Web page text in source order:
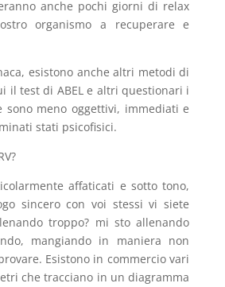
anche pochi giorni di relax
organismo a recuperare e
esistono anche altri metodi di
il test di ABEL e altri questionari i
sono meno oggettivi, immediati e
stati psicofisici.
affaticati e sotto tono,
sincero con voi stessi vi siete
troppo? mi sto allenando
mangiando in maniera non
Esistono in commercio vari
che tracciano in un diagramma